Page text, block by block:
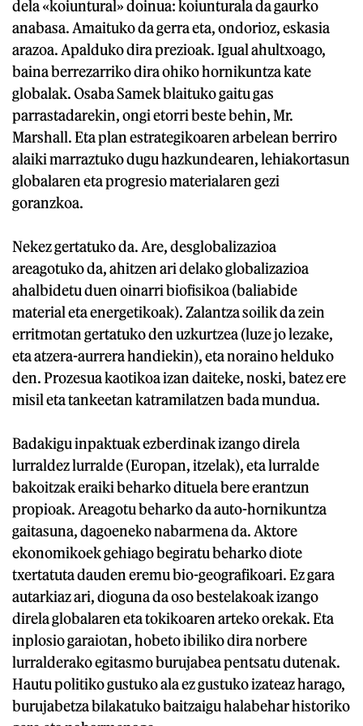
dela «koiuntural» doinua: koiunturala da gaurko
anabasa. Amaituko da gerra eta, ondorioz, eskasia
arazoa. Apalduko dira prezioak. Igual ahultxoago,
baina berrezarriko dira ohiko hornikuntza kate
globalak. Osaba Samek blaituko gaitu gas
parrastadarekin, ongi etorri beste behin, Mr.
Marshall. Eta plan estrategikoaren arbelean berriro
alaiki marraztuko dugu hazkundearen, lehiakortasun
globalaren eta progresio materialaren gezi
goranzkoa.
Nekez gertatuko da. Are, desglobalizazioa
areagotuko da, ahitzen ari delako globalizazioa
ahalbidetu duen oinarri biofisikoa (baliabide
material eta energetikoak). Zalantza soilik da zein
erritmotan gertatuko den uzkurtzea (luze jo lezake,
eta atzera-aurrera handiekin), eta noraino helduko
den. Prozesua kaotikoa izan daiteke, noski, batez ere
misil eta tankeetan katramilatzen bada mundua.
Badakigu inpaktuak ezberdinak izango direla
lurraldez lurralde (Europan, itzelak), eta lurralde
bakoitzak eraiki beharko dituela bere erantzun
propioak. Areagotu beharko da auto-hornikuntza
gaitasuna, dagoeneko nabarmena da. Aktore
ekonomikoek gehiago begiratu beharko diote
txertatuta dauden eremu bio-geografikoari. Ez gara
autarkiaz ari, dioguna da oso bestelakoak izango
direla globalaren eta tokikoaren arteko orekak. Eta
inplosio garaiotan, hobeto ibiliko dira norbere
lurralderako egitasmo burujabea pentsatu dutenak.
Hautu politiko gustuko ala ez gustuko izateaz harago,
burujabetza bilakatuko baitzaigu halabehar historiko